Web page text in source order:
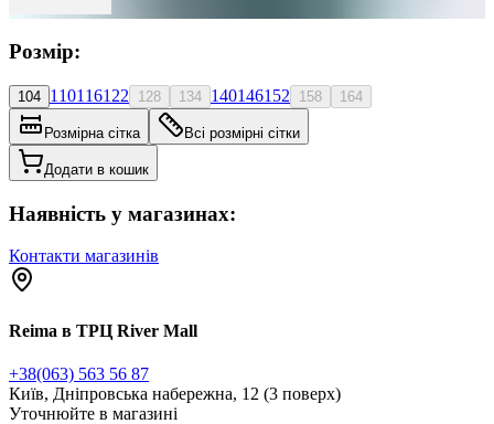
Розмір:
104 110116122 128 134 140146152 158 164
Розмірна сітка Всі розмірні сітки
Додати в кошик
Наявність у магазинах:
Контакти магазинів
Reima в ТРЦ River Mall
+38(063) 563 56 87
Київ, Дніпровська набережна, 12 (3 поверх)
Уточнюйте в магазині